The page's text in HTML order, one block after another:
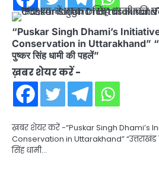
“Puskar Singh Dhami’s
Conservation in Uttarakhand”
पुष्कर सिंह धामी की पहलें”
ख़बर शेयर करें -
ख़बर शेयर करें -“Puskar Singh Dhami’s
Conservation in Uttarakhand”
सिंह धामी…